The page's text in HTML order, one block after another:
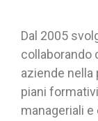
Dal 2005
collaborando
aziende
piani
manageriali